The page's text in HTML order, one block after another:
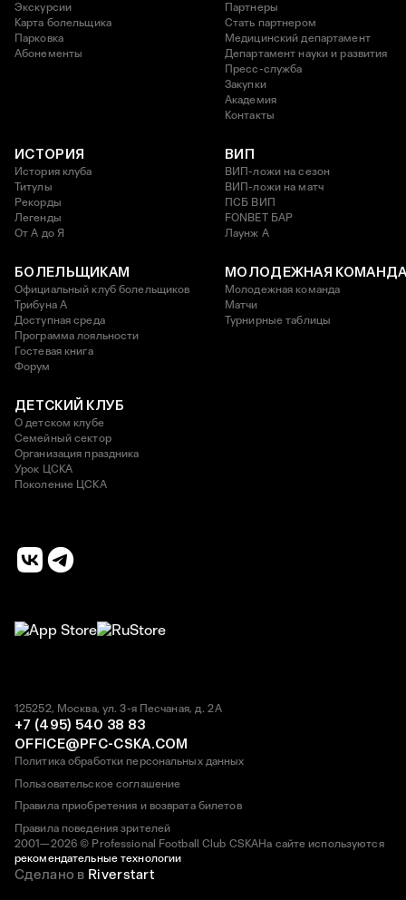
Экскурсии
Карта болельщика
Парковка
Абонементы
Партнеры
Стать партнером
Медицинский департамент
Департамент науки и развития
Пресс-служба
Закупки
Академия
Контакты
ИСТОРИЯ
История клуба
Титулы
Рекорды
Легенды
От А до Я
ВИП
ВИП-ложи на сезон
ВИП-ложи на матч
ПСБ ВИП
FONBET БАР
Лаунж A
БОЛЕЛЬЩИКАМ
Официальный клуб болельщиков
Трибуна А
Доступная среда
Программа лояльности
Гостевая книга
Форум
МОЛОДЕЖНАЯ
Молодежная команда
Матчи
Турнирные таблицы
ДЕТСКИЙ КЛУБ
О детском клубе
Семейный сектор
Организация праздника
Урок ЦСКА
Поколение ЦСКА
2001—2026 © Professional Football Club CSKAНа сайте используются
рекомендательные технологии
125252, Москва, ул. 3-я Песчаная, д. 2А
+7 (495) 540 38 83
OFFICE@PFC-CSKA.COM
Политика обработки персональных данных
Пользовательское соглашение
Правила приобретения и возврата билетов
Правила поведения зрителей
Сделано в Riverstart